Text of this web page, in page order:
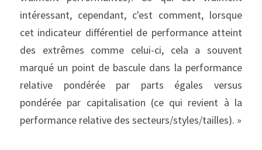
intéressant, cependant, c'est comment, lorsque
cet indicateur différentiel de performance atteint
des extrêmes comme celui-ci, cela a souvent
marqué un point de bascule dans la performance
relative pondérée par parts égales versus
pondérée par capitalisation (ce qui revient à la
performance relative des secteurs/styles/tailles). »